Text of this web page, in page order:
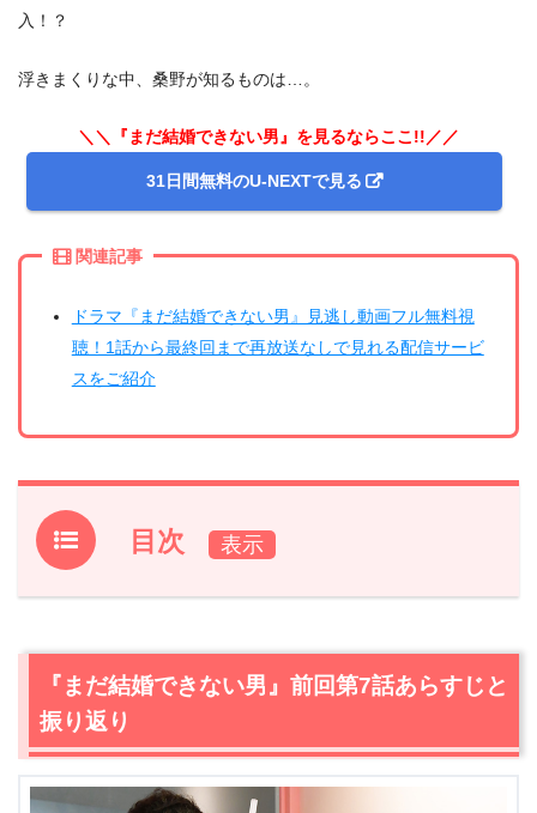
入！？
浮きまくりな中、桑野が知るものは…。
＼＼『まだ結婚できない男』を見るならここ!!／／
31日間無料のU-NEXTで見る
関連記事
ドラマ『まだ結婚できない男』見逃し動画フル無料視
聴！1話から最終回まで再放送なしで見れる配信サービ
スをご紹介
目次
1.『まだ結婚できない男』前回第7話あらすじと振り返り
2.1結婚式が決まれば参加してほしい。参加が決まればスピ
ーチしてほしい
2.2スピーチは吉山（吉田羊）が書くから喋れと言ったの
『まだ結婚できない男』前回第7話あらすじと
振り返り